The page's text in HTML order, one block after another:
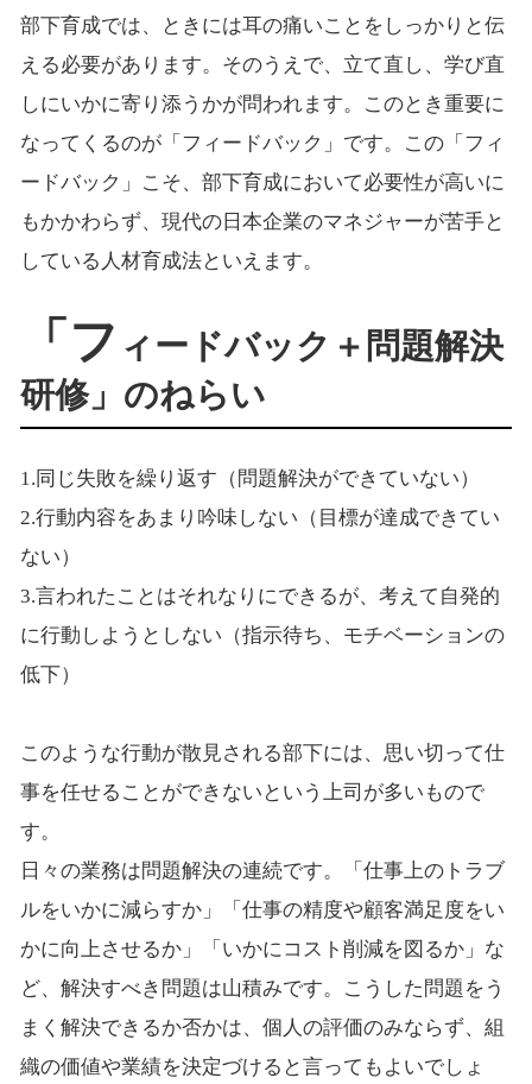
部下育成では、ときには耳の痛いことをしっかりと伝
える必要があります。そのうえで、立て直し、学び直
しにいかに寄り添うかが問われます。このとき重要に
なってくるのが「フィードバック」です。この「フィ
ードバック」こそ、部下育成において必要性が高いに
もかかわらず、現代の日本企業のマネジャーが苦手と
している人材育成法といえます。
「フ ィードバック＋問題解決
研修」のねらい
1.同じ失敗を繰り返す（問題解決ができていない）
2.行動内容をあまり吟味しない（目標が達成できてい
ない）
3.言われたことはそれなりにできるが、考えて自発的
に行動しようとしない（指示待ち、モチベーションの
低下）
このような行動が散見される部下には、思い切って仕
事を任せることができないという上司が多いもので
す。
日々の業務は問題解決の連続です。「仕事上のトラブ
ルをいかに減らすか」「仕事の精度や顧客満足度をい
かに向上させるか」「いかにコスト削減を図るか」な
ど、解決すべき問題は山積みです。こうした問題をう
まく解決できるか否かは、個人の評価のみならず、組
織の価値や業績を決定づけると言ってもよいでしょ